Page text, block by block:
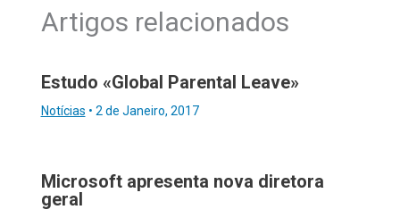
Artigos relacionados
Estudo «Global Parental Leave»
Notícias • 2 de Janeiro, 2017
Microsoft apresenta nova diretora
geral